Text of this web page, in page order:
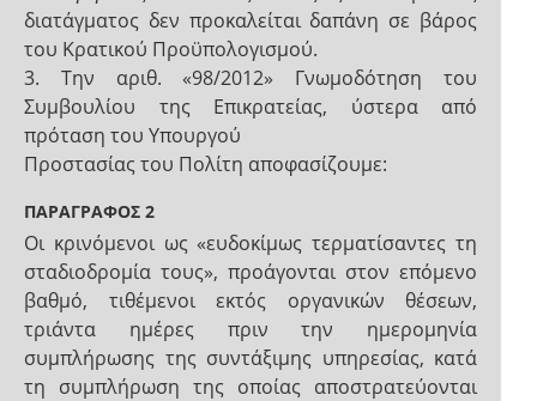
διατάγματος δεν προκαλείται δαπάνη σε βάρος
του Κρατικού Προϋπολογισμού.
3. Την αριθ. «98/2012» Γνωμοδότηση του
Συμβουλίου της Επικρατείας, ύστερα από
πρόταση του Υπουργού
Προστασίας του Πολίτη αποφασίζουμε:
ΠΑΡΑΓΡΑΦΟΣ 2
Οι κρινόμενοι ως «ευδοκίμως τερματίσαντες τη
σταδιοδρομία τους», προάγονται στον επόμενο
βαθμό, τιθέμενοι εκτός οργανικών θέσεων,
τριάντα ημέρες πριν την ημερομηνία
συμπλήρωσης της συντάξιμης υπηρεσίας, κατά
τη συμπλήρωση της οποίας αποστρατεύονται